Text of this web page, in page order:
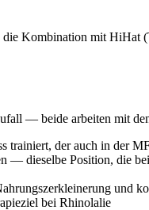
Kombination mit HiHat
— beide arbeiten mit
der auch in der
dieselbe Position, die
und
bei Rhinolalie